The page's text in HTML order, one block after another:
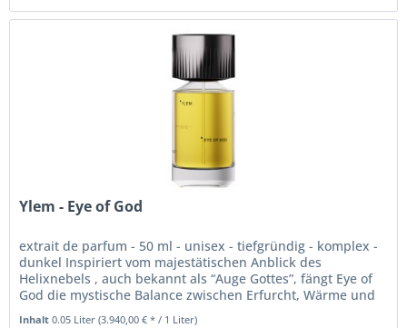
Ylem - Eye of God
extrait de parfum - 50 ml - unisex - tiefgründig - komplex -
dunkel Inspiriert vom majestätischen Anblick des
Helixnebels , auch bekannt als “Auge Gottes”, fängt Eye of
God die mystische Balance zwischen Erfurcht, Wärme und
Unendlichkeit...
Inhalt0.05 Liter(3.940,00 € * / 1 Liter)